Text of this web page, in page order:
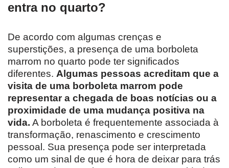
entra no quarto?
De acordo com algumas crenças e
superstições, a presença de uma borboleta
marrom no quarto pode ter significados
diferentes. Algumas pessoas acreditam que a
visita de uma borboleta marrom pode
representar a chegada de boas notícias ou a
proximidade de uma mudança positiva na
vida. A borboleta é frequentemente associada à
transformação, renascimento e crescimento
pessoal. Sua presença pode ser interpretada
como um sinal de que é hora de deixar para trás